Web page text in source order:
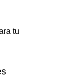
tu